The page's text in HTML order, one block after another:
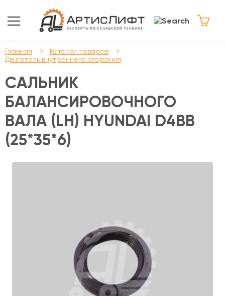
Главная
Каталог товаров
Двигатель внутреннего сгорания
САЛЬНИК
БАЛАНСИРОВОЧНОГО
ВАЛА (LH) HYUNDAI D4BB
(25*35*6)